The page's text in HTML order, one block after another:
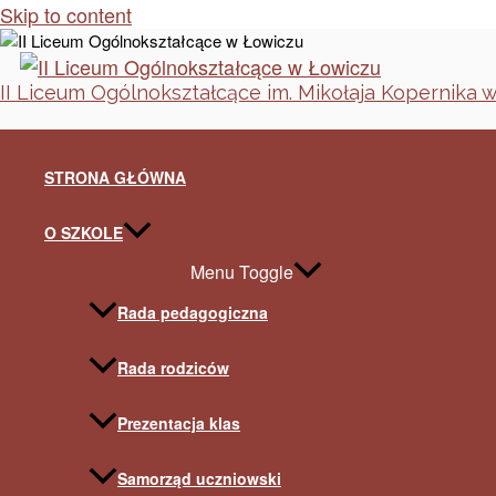
Skip to content
II Liceum Ogólnokształcące im. Mikołaja Kopernika
STRONA GŁÓWNA
O SZKOLE
Menu Toggle
Rada pedagogiczna
Rada rodziców
Prezentacja klas
Samorząd uczniowski